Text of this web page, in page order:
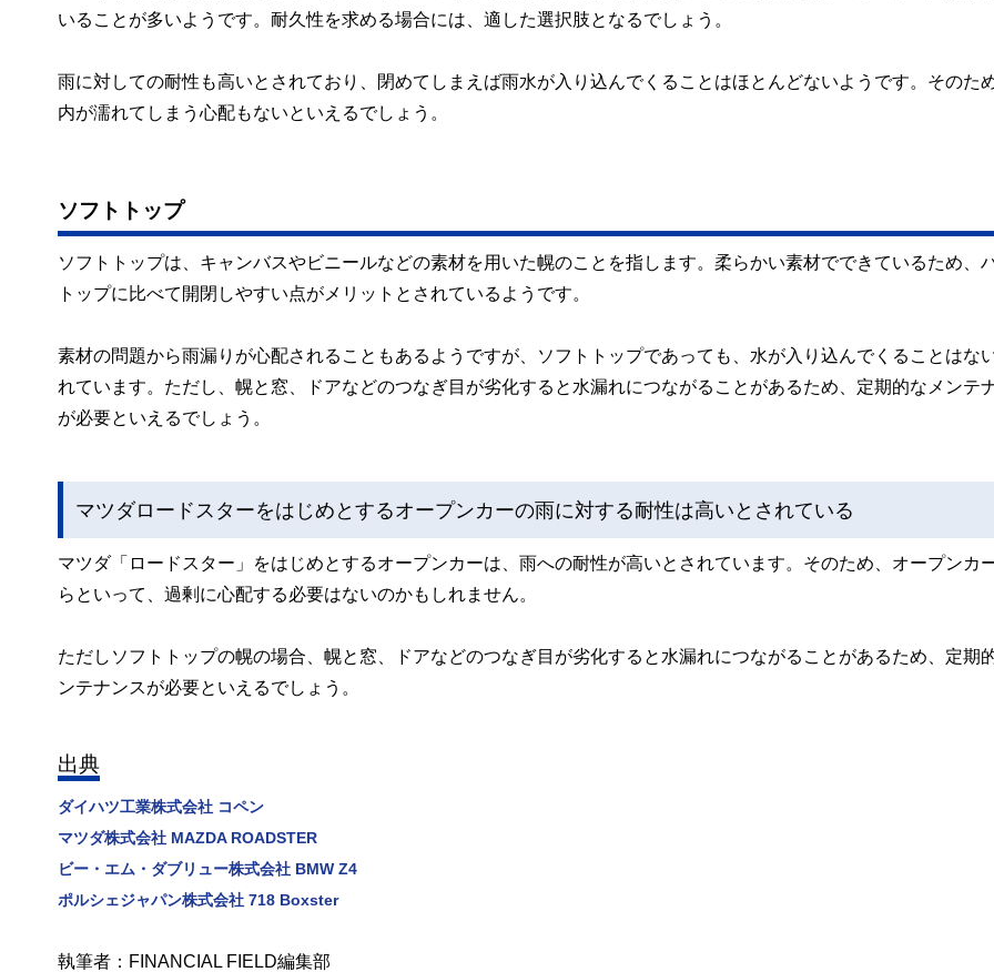
いることが多いようです。耐久性を求める場合には、適した選択肢となるでしょう。
雨に対しての耐性も高いとされており、閉めてしまえば雨水が入り込んでくることはほとんどないようです。そのた
内が濡れてしまう心配もないといえるでしょう。
ソフトトップ
ソフトトップは、キャンバスやビニールなどの素材を用いた幌のことを指します。柔らかい素材でできているため、
トップに比べて開閉しやすい点がメリットとされているようです。
素材の問題から雨漏りが心配されることもあるようですが、ソフトトップであっても、水が入り込んでくることはな
れています。ただし、幌と窓、ドアなどのつなぎ目が劣化すると水漏れにつながることがあるため、定期的なメンテ
が必要といえるでしょう。
マツダロードスターをはじめとするオープンカーの雨に対する耐性は高いとされている
マツダ「ロードスター」をはじめとするオープンカーは、雨への耐性が高いとされています。そのため、オープンカ
らといって、過剰に心配する必要はないのかもしれません。
ただしソフトトップの幌の場合、幌と窓、ドアなどのつなぎ目が劣化すると水漏れにつながることがあるため、定期
ンテナンスが必要といえるでしょう。
出典
ダイハツ工業株式会社 コペン
マツダ株式会社 MAZDA ROADSTER
ビー・エム・ダブリュー株式会社 BMW Z4
ポルシェジャパン株式会社 718 Boxster
執筆者：FINANCIAL FIELD編集部